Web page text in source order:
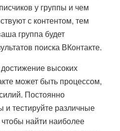
у группы и чем
с контентом, тем
группа будет
поиска ВКонтакте.
высоких
может быть процессом,
Постоянно
и тестируйте различные
найти наиболее